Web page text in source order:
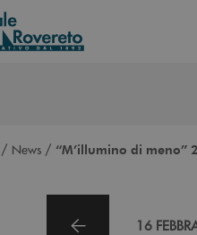
/ News / “M’illumino di meno”
16